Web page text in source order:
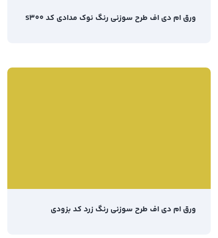
ورق ام دی اف طرح سوزنی رنگ نوک مدادی کد S300
ورق ام دی اف طرح سوزنی رنگ زرد کد بزودی